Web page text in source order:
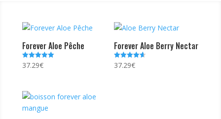
Forever Aloe Pêche
Note
5.00
37.29€
Forever Aloe Berry Nectar
Note
4.65
37.29€